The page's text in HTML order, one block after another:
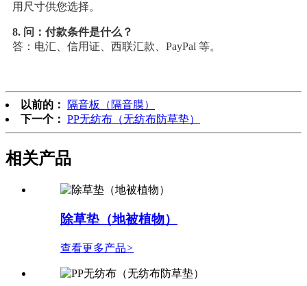
用尺寸供您选择。
8. 问：付款条件是什么？
答：电汇、信用证、西联汇款、PayPal 等。
以前的：
隔音板（隔音膜）
下一个： PP无纺布（无纺布防草垫）
相关产品
除草垫（地被植物）
查看更多产品>